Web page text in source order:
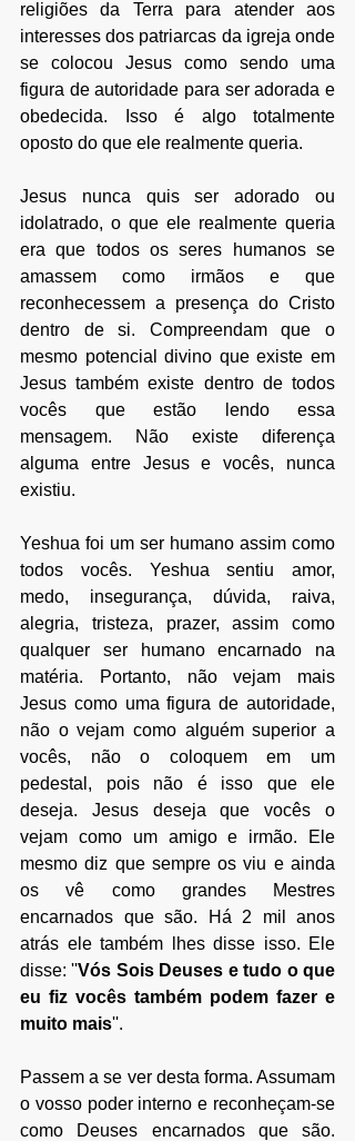
religiões da Terra para atender aos
interesses dos patriarcas da igreja onde
se colocou Jesus como sendo uma
figura de autoridade para ser adorada e
obedecida. Isso é algo totalmente
oposto do que ele realmente queria.
Jesus nunca quis ser adorado ou
idolatrado, o que ele realmente queria
era que todos os seres humanos se
amassem como irmãos e que
reconhecessem a presença do Cristo
dentro de si. Compreendam que o
mesmo potencial divino que existe em
Jesus também existe dentro de todos
vocês que estão lendo essa
mensagem. Não existe diferença
alguma entre Jesus e vocês, nunca
existiu.
Yeshua foi um ser humano assim como
todos vocês. Yeshua sentiu amor,
medo, insegurança, dúvida, raiva,
alegria, tristeza, prazer, assim como
qualquer ser humano encarnado na
matéria. Portanto, não vejam mais
Jesus como uma figura de autoridade,
não o vejam como alguém superior a
vocês, não o coloquem em um
pedestal, pois não é isso que ele
deseja. Jesus deseja que vocês o
vejam como um amigo e irmão. Ele
mesmo diz que sempre os viu e ainda
os vê como grandes Mestres
encarnados que são. Há 2 mil anos
atrás ele também lhes disse isso. Ele
disse: ''Vós Sois Deuses e tudo o que
eu fiz vocês também podem fazer e
muito mais''.
Passem a se ver desta forma. Assumam
o vosso poder interno e reconheçam-se
como Deuses encarnados que são.